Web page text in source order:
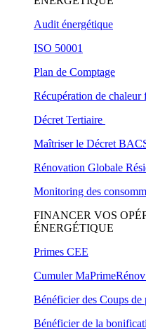
Audit énergétique
ISO 50001
Plan de Comptage
Récupération de chaleur
Décret Tertiaire
Maîtriser le Décret
Rénovation Globale
Monitoring des
FINANCER VOS
ÉNERGÉTIQUE
Primes CEE
Cumuler
Bénéficier des Coups de
Bénéficier de la